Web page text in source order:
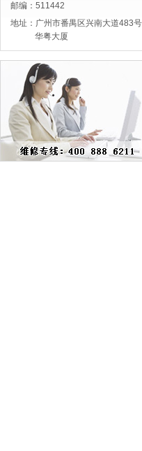
邮编：511442
地址：广州市番禺区兴南大道483号
华粤大厦